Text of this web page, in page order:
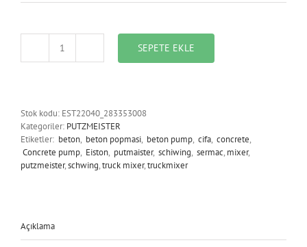
EST22040_283353008_SPECTACLE
SEPETE EKLE
Stok kodu: EST22040_283353008
Kategoriler: PUTZMEISTER
Etiketler: beton, beton popmasi, beton pump, cifa, concrete,
Concrete pump, Eiston, putmaister, schiwing, sermac, mixer,
putzmeister,schwing,truck mixer,truckmixer
Açıklama